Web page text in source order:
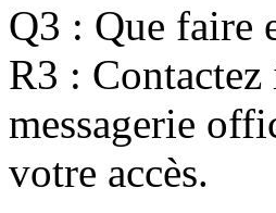
Q3 : Que faire
R3 :
messagerie
votre accès.